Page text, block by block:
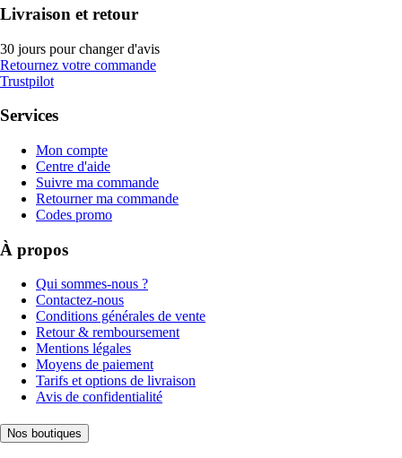
Livraison et retour
30 jours pour changer d'avis
Retournez votre commande
Trustpilot
Services
Mon compte
Centre d'aide
Suivre ma commande
Retourner ma commande
Codes promo
À propos
Qui sommes-nous ?
Contactez-nous
Conditions générales de vente
Retour & remboursement
Mentions légales
Moyens de paiement
Tarifs et options de livraison
Avis de confidentialité
Nos boutiques